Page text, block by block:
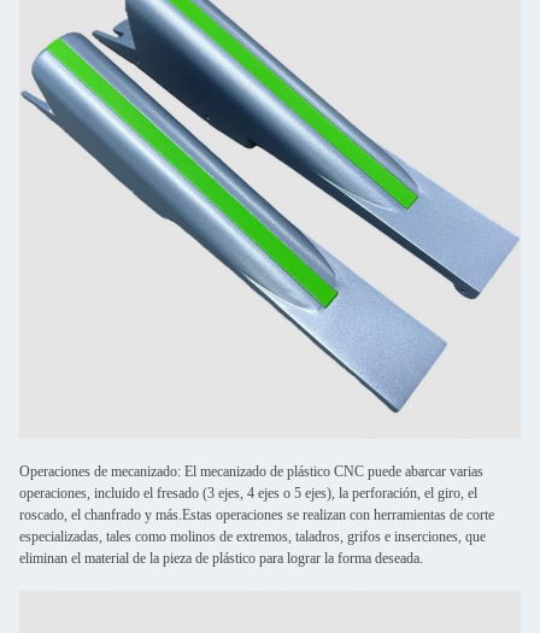
Operaciones de mecanizado: El mecanizado de plástico CNC puede abarcar varias
operaciones, incluido el fresado (3 ejes, 4 ejes o 5 ejes), la perforación, el giro, el
roscado, el chanfrado y más.Estas operaciones se realizan con herramientas de corte
especializadas, tales como molinos de extremos, taladros, grifos e inserciones, que
eliminan el material de la pieza de plástico para lograr la forma deseada.